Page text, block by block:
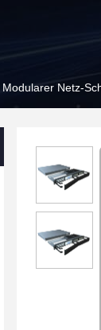
Modularer Netz-